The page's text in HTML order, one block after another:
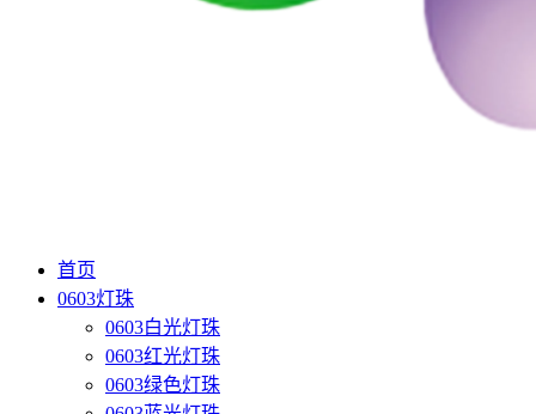
首页
0603灯珠
0603白光灯珠
0603红光灯珠
0603绿色灯珠